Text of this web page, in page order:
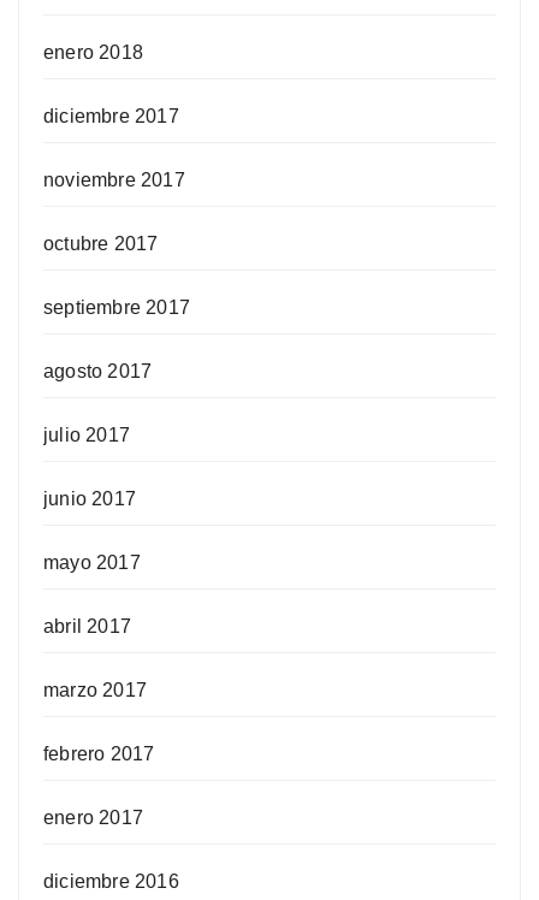
enero 2018
diciembre 2017
noviembre 2017
octubre 2017
septiembre 2017
agosto 2017
julio 2017
junio 2017
mayo 2017
abril 2017
marzo 2017
febrero 2017
enero 2017
diciembre 2016